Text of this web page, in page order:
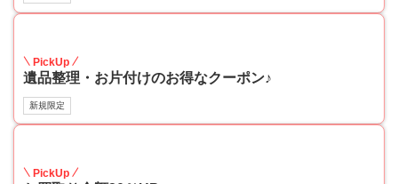
PickUp
遺品整理・お片付けのお得なクーポン♪
新規限定
PickUp